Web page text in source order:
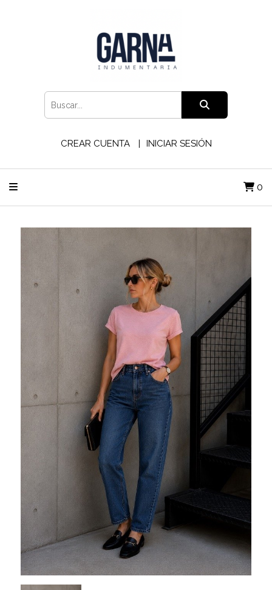
CREAR CUENTA INICIAR SESIÓN
0